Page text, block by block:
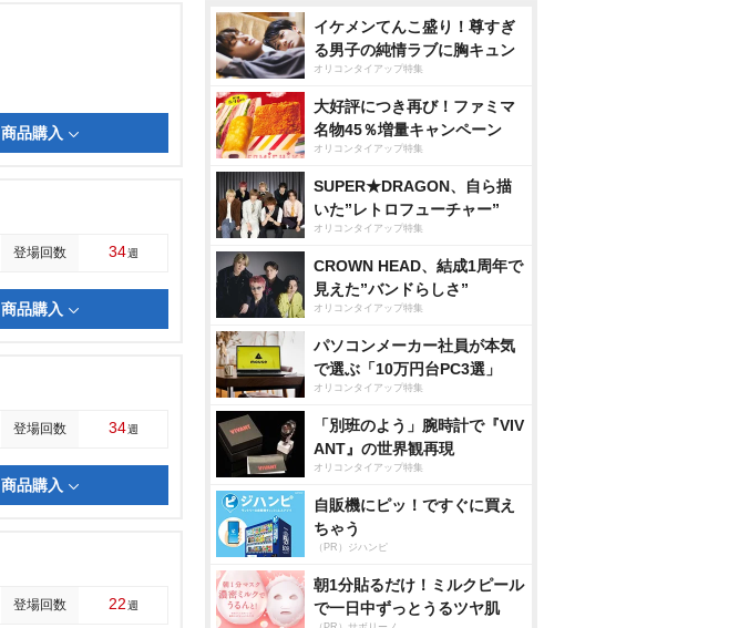
商品購入
登場回数 34週
商品購入
登場回数 34週
商品購入
登場回数 22週
イケメンてんこ盛り！尊すぎ
る男子の純情ラブに胸キュン
オリコンタイアップ特集
大好評につき再び！ファミマ
名物45％増量キャンペーン
オリコンタイアップ特集
SUPER★DRAGON、自ら描
いた”レトロフューチャー”
オリコンタイアップ特集
CROWN HEAD、結成1周年で
見えた”バンドらしさ”
オリコンタイアップ特集
パソコンメーカー社員が本気
で選ぶ「10万円台PC3選」
オリコンタイアップ特集
「別班のよう」腕時計で『VIV
ANT』の世界観再現
オリコンタイアップ特集
自販機にピッ！ですぐに買え
ちゃう
（PR）ジハンピ
朝1分貼るだけ！ミルクピール
で一日中ずっとうるツヤ肌